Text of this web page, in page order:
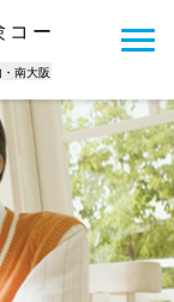
コー
南大阪